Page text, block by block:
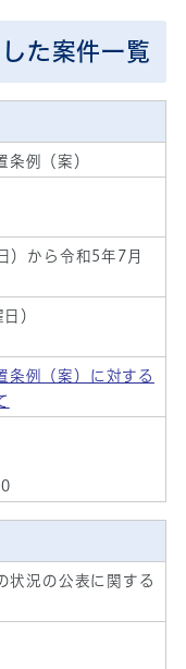
た案件一覧
条例（案）
）から令和5年7月
）
条例（案）に対する
状況の公表に関する